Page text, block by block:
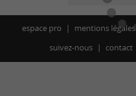
espace pro mentions légales
suivez-nous
contact